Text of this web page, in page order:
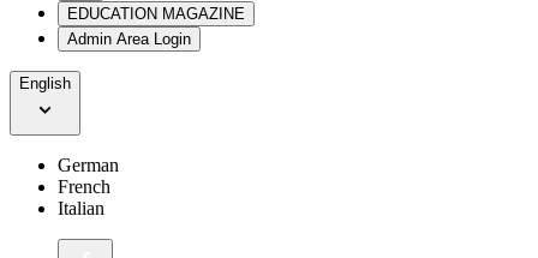
EDUCATION MAGAZINE
Admin Area Login
English
German
French
Italian